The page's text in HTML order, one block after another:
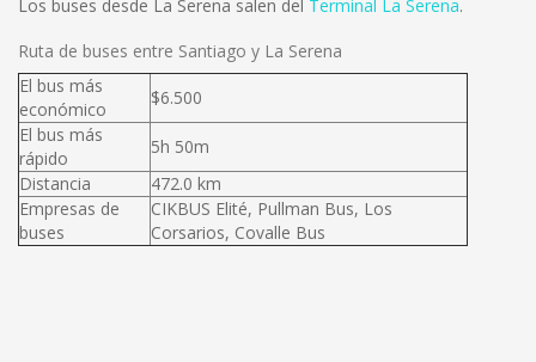
Los buses desde La Serena salen del Terminal La Serena.
Ruta de buses entre Santiago y La Serena
El bus más
económico
$6.500
El bus más
rápido
5h 50m
Distancia
472.0 km
Empresas de
buses
CIKBUS Elité, Pullman Bus, Los
Corsarios, Covalle Bus